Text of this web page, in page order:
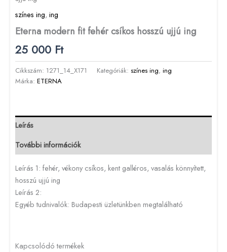
színes ing, ing
Eterna modern fit fehér csíkos hosszú ujjú ing
25 000 Ft
Cikkszám: 1271_14_X171 Kategóriák: színes ing, ing
Márka: ETERNA
Leírás
További információk
Leírás 1: fehér, vékony csíkos, kent galléros, vasalás könnyített,
hosszú ujjú ing
Leírás 2:
Egyéb tudnivalók: Budapesti üzletünkben megtalálható
Kapcsolódó termékek